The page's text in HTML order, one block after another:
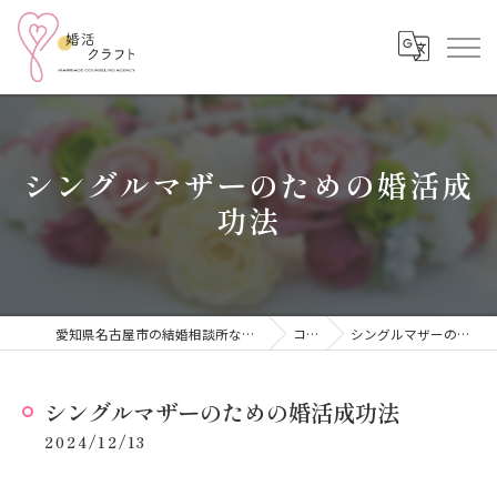
シングルマザーのための婚活成
功法
愛知県名古屋市の結婚相談所なら結婚相談所 婚活クラフト コラム シングルマザーのための婚活成功法
シングルマザーのための婚活成功法
2024/12/13